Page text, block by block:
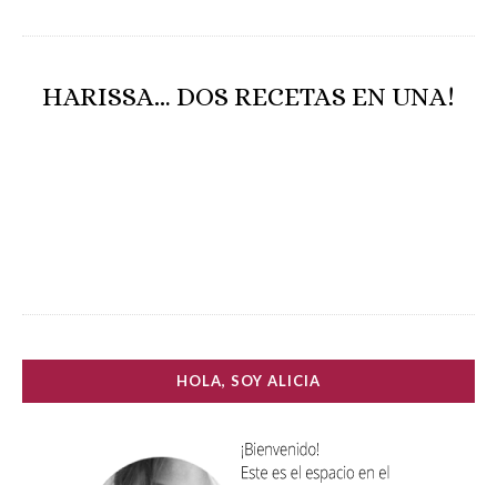
HARISSA… DOS RECETAS EN UNA!
HOLA, SOY ALICIA